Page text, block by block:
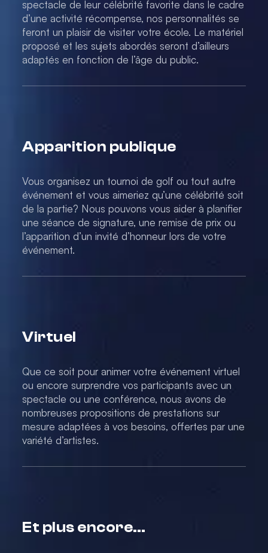
spectacle de leur célébrité favorite dans le cadre
d’une activité récompense, nos personnalités se
feront un plaisir de visiter votre école. Le matériel
proposé et les sujets abordés seront d’ailleurs
adaptés en fonction de l’âge du public.
Apparition publique
Vous organisez un tournoi de golf ou tout autre
événement et vous aimeriez qu’une célébrité soit
de la partie? Nous pouvons vous aider à planifier
une séance de signature, une remise de prix ou
l’apparition d’un invité d’honneur lors de votre
événement.
Virtuel
Que ce soit pour animer votre événement virtuel
ou encore surprendre vos participants avec un
spectacle ou une conférence, nous avons de
nombreuses propositions de prestations sur
mesure adaptées à vos besoins, offertes par une
variété d’artistes.
Et plus encore…